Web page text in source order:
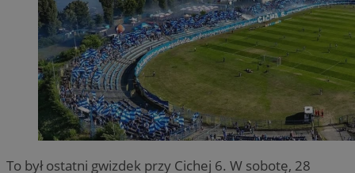
To był ostatni gwizdek przy Cichej 6. W sobotę, 28